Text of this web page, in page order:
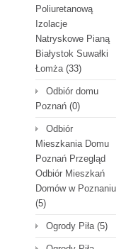
Poliuretanową
Izolacje
Natryskowe Pianą
Białystok Suwałki
Łomża(33)
Odbiór domu
Poznań (0)
Odbiór
Mieszkania Domu
Poznań Przegląd
Odbiór Mieszkań
Domów w Poznaniu
(5)
Ogrody Piła(5)